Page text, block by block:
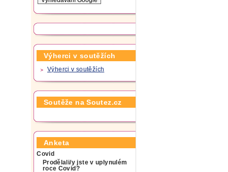
Výherci v soutěžích
Výherci v soutěžích
Soutěže na Soutez.cz
Anketa
Covid
Prodělali/y jste v uplynulém
roce Covid?